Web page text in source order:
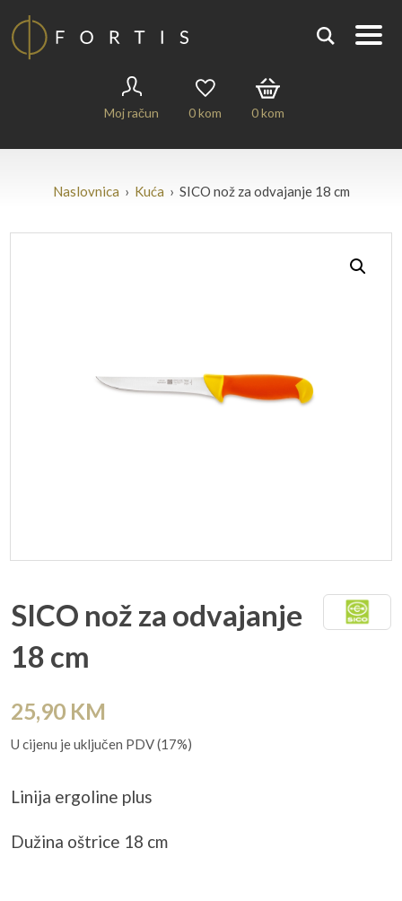
Moj račun 0kom 0kom
Naslovnica › Kuća › SICO nož za odvajanje 18 cm
SICO nož za odvajanje
18 cm
25,90 KM
U cijenu je uključen PDV (17%)
Linija ergoline plus
Dužina oštrice 18 cm